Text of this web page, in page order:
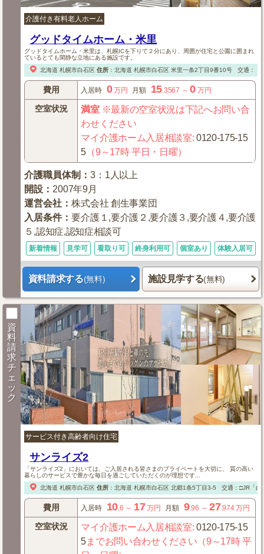
介護付き有料老人ホーム
グッドタイムホーム・米里
グッドタイムホーム・米里は、札幌ICを下りて２分にあり、周囲が住宅と公園に囲まれ
ているとても閑静な立地にある施設です。
北海道 札幌市白石区 住所： 北海道 札幌市白石区米里一条2丁目9番10号 交通：【
費用 入居時 0万円 月額 15.3567 ～0 万円
空室状況 満室※最新の空室状況は下記へお問い合
わせください
マイ介護ホーム入居相談室:0120-175-15
5 （9～17時 平日・日曜）
介護職員体制 ：3：1人以上
開設 ： 2007年9月
運営会社 ：株式会社 創生事業団
入居条件：要介護１,要介護２,要介護３,要介護４,要介護
５,認知症,認知症相談可
新着情報 見学可 看取り可 終身利用可 個室あり 体験入居可
資料請求する(無料) 施設見学する(無料)
資
料
請
求
チ
ェ
ッ
ク
サービス付き高齢者向け住宅
サンライズ2
「サンライズ2」においては、ご入居される皆さまのプライベートを大切に、 質の高い
暮らしのサービスで豊かな毎日を過ごしていただくのが理想です...
北海道 札幌市白石区 住所： 北海道 札幌市白石区北郷1条5丁目3-5 交通：□JR「白
費用 入居時 10 .6 ～ 17万円 月額 9.96 ～27.974万円
空室状況 マイ介護ホーム入居相談室:0120-175-15
5までお問い合わせください（9～17時 平